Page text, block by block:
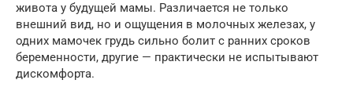
живота у будущей мамы. Различается не только
внешний вид, но и ощущения в молочных железах, у
одних мамочек грудь сильно болит с ранних сроков
беременности, другие — практически не испытывают
дискомфорта.